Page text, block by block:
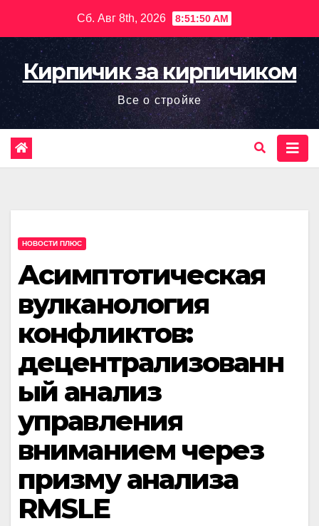
содержимому
Сб. Авг 8th, 2026 8:51:51 AM
Кирпичик за кирпичиком
Все о стройке
НОВОСТИ ПЛЮС
Асимптотическая
вулканология
конфликтов:
децентрализованн
ый анализ
управления
вниманием через
призму анализа
RMSLE